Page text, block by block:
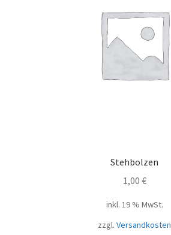
Stehbolzen
1,00 €
inkl. 19 % MwSt.
zzgl. Versandkosten